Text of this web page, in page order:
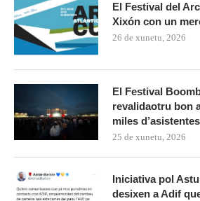
El Festival del
Xixón con un
26 de xunetu, 2026
El Festival
revalidaotru bon
miles d’asistentes
25 de xunetu, 2026
Iniciativa pol
desixen a Adif